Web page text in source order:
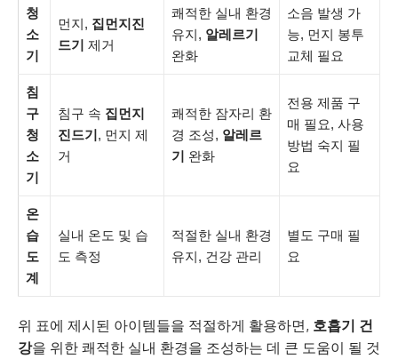
청
소
기
먼지, 집먼지진
드기 제거
쾌적한 실내 환경
유지, 알레르기
완화
소음 발생 가
능, 먼지 봉투
교체 필요
침
구
청
소
기
침구 속 집먼지
진드기, 먼지 제
거
쾌적한 잠자리 환
경 조성, 알레르
기 완화
전용 제품 구
매 필요, 사용
방법 숙지 필
요
온
습
도
계
실내 온도 및 습
도 측정
적절한 실내 환경
유지, 건강 관리
별도 구매 필
요
위 표에 제시된 아이템들을 적절하게 활용하면, 호흡기 건
강을 위한 쾌적한 실내 환경을 조성하는 데 큰 도움이 될 것